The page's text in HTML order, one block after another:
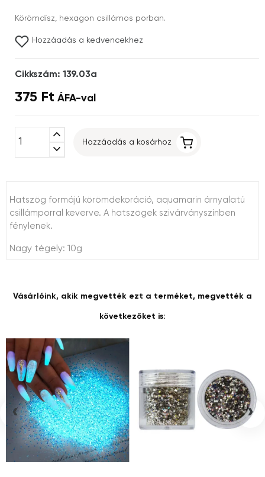
Körömdísz, hexagon csillámos porban.
Hozzáadás a kedvencekhez
Cikkszám: 139.03a
375 Ft ÁFA-val
expand_less
expand_more
Hozzáadás a kosárhoz
Hatszög formájú körömdekoráció, aquamarin árnyalatú
csillámporral keverve. A hatszögek szivárványszínben
fénylenek.
Nagy tégely: 10g
Vásárlóink, akik megvették ezt a terméket, megvették a
következőket is:
‹ ›